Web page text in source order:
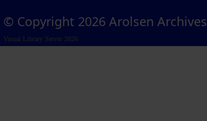
© Copyright 2026 Arolsen Archives
Visual Library Server 2026